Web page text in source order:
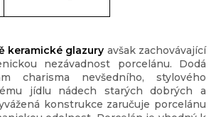
keramické glazury avšak zachovávající
nezávadnost porcelánu. Dodá
charisma nevšedního, stylového
jídlu nádech starých dobrých a
konstrukce zaručuje porcelánu